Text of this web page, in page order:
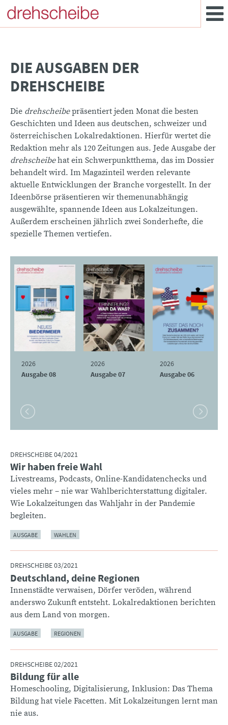
DIE AUSGABEN DER
DREHSCHEIBE
Die drehscheibepräsentiert jeden Monat die besten
Geschichten und Ideen aus deutschen, schweizer und
österreichischen Lokalredaktionen. Hierfür wertet die
Redaktion mehr als 120 Zeitungen aus. Jede Ausgabe der
drehscheibehat ein Schwerpunktthema, das im Dossier
behandelt wird. Im Magazinteil werden relevante
aktuelle Entwicklungen der Branche vorgestellt. In der
Ideenbörse präsentieren wir themenunabhängig
ausgewählte, spannende Ideen aus Lokalzeitungen.
Außerdem erscheinen jährlich zwei Sonderhefte, die
spezielle Themen vertiefen.
2026
Ausgabe 08
2026
Ausgabe 07
2026
Ausgabe 06
DREHSCHEIBE 04/2021
:Wir haben freie Wahl
Livestreams, Podcasts, Online-Kandidatenchecks und
vieles mehr – nie war Wahlberichterstattung digitaler.
Wie Lokalzeitungen das Wahljahr in der Pandemie
begleiten.
AUSGABE WAHLEN
DREHSCHEIBE 03/2021
:Deutschland, deine Regionen
Innenstädte verwaisen, Dörfer veröden, während
anderswo Zukunft entsteht. Lokalredaktionen berichten
aus dem Land von morgen.
AUSGABE REGIONEN
DREHSCHEIBE 02/2021
:Bildung für alle
Homeschooling, Digitalisierung, Inklusion: Das Thema
Bildung hat viele Facetten. Mit Lokalzeitungen lernt man
nie aus.